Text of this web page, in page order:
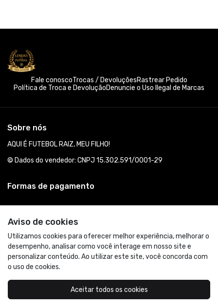
Aviso de cookies
Utilizamos cookies para oferecer melhor experiência, melhorar o
desempenho, analisar como você interage em nosso site e
personalizar conteúdo. Ao utilizar este site, você concorda com
o uso de cookies.
Aceitar todos os cookies
Fale conoscoTrocas / DevoluçõesRastrear Pedido
Política de Troca e DevoluçãoDenuncie o Uso Ilegal de Marcas
Sobre nós
AQUI É FUTEBOL RAIZ, MEU FILHO!
© Dados do vendedor: CNPJ 15.302.591/0001-29
Formas de pagamento
Acompanhe-nos: